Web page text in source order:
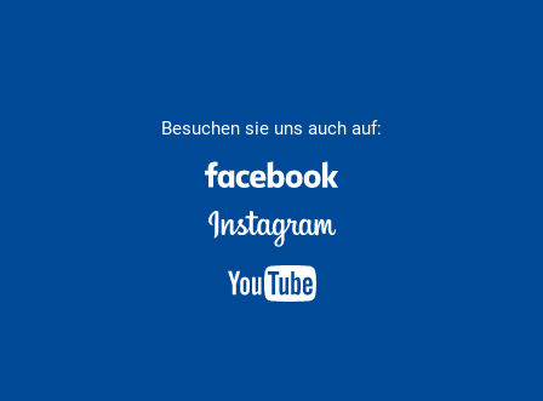
Besuchen sie uns auch auf: